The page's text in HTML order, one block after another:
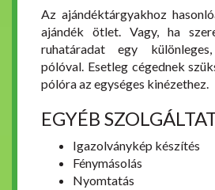
Az ajándéktárgyakhoz
ajándék ötlet. Vagy, ha
ruhatáradat egy
pólóval. Esetleg cégednek
pólóra az egységes kinézethez.
EGYÉB
Igazolványkép készítés
Fénymásolás
Nyomtatás